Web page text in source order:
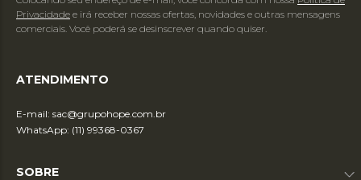
Privacidade e irá receber nossas ofertas, novidades e outras mensagens
comerciais. Você poderá se desinscrever quando quiser.
ATENDIMENTO
E-mail: sac@grupohope.com.br
WhatsApp: (11) 99368-0367
SOBRE